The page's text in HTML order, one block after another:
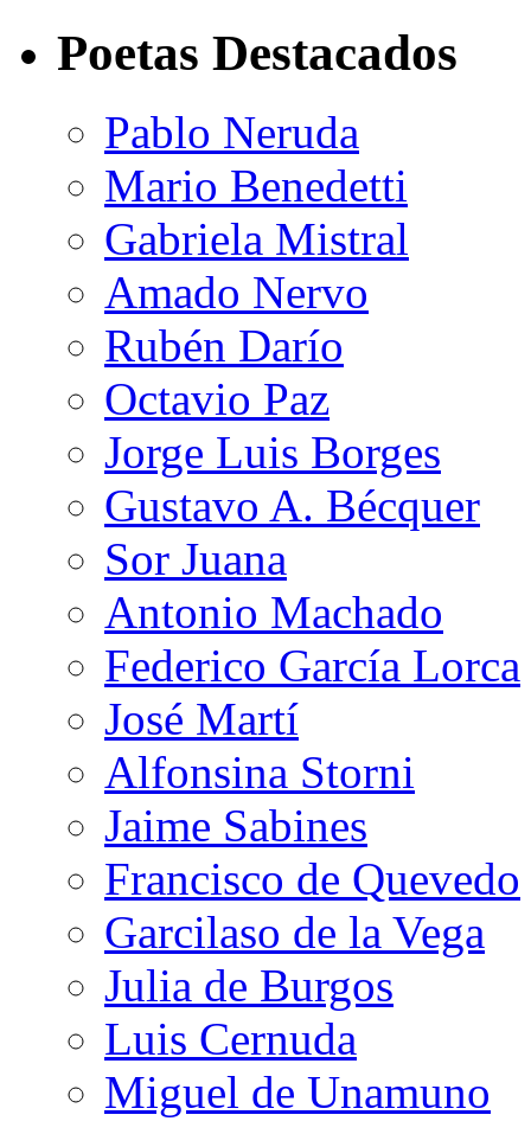
Poetas Destacados
Pablo Neruda
Mario Benedetti
Gabriela Mistral
Amado Nervo
Rubén Darío
Octavio Paz
Jorge Luis Borges
Gustavo A. Bécquer
Sor Juana
Antonio Machado
Federico García Lorca
José Martí
Alfonsina Storni
Jaime Sabines
Francisco de Quevedo
Garcilaso de la Vega
Julia de Burgos
Luis Cernuda
Miguel de Unamuno